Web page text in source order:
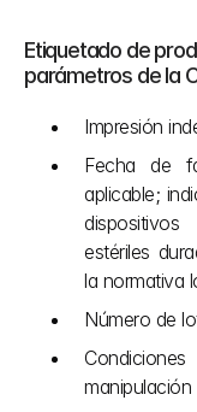
Etiquetado de
parámetros de la
Impresión
Fecha de
aplicable;
estériles
la normativa
Número de
manipulación